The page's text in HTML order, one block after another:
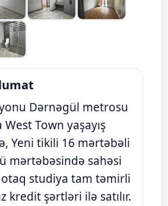
Dərnəgül metrosu
West Town yaşayış
Yeni tikili 16 mərtəbəli
mərtəbəsində sahəsi
studiya tam təmirli
kredit şərtləri ilə satılır.